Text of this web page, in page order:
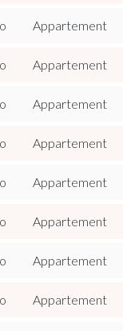
Appartement
Appartement
Appartement
Appartement
Appartement
Appartement
Appartement
Appartement